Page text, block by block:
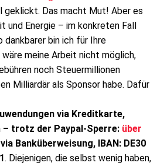
geklickt. Das macht Mut! Aber es
und Energie – im konkreten Fall
dankbarer bin ich für Ihre
meine Arbeit nicht möglich,
noch Steuermillionen
Milliardär als Sponsor habe. Dafür
via Kreditkarte,
– trotz der Paypal-Sperre: über
Banküberweisung, IBAN: DE30
. Diejenigen, die selbst wenig haben,